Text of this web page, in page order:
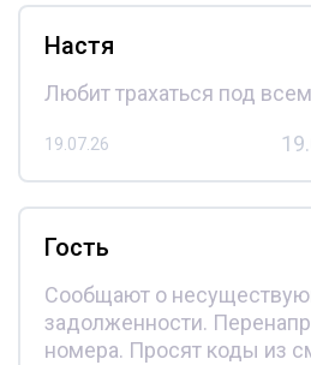
Настя
Любит трахаться под всем
19.07.26
Гость
Сообщают о
задолженности.
номера. Просят коды из